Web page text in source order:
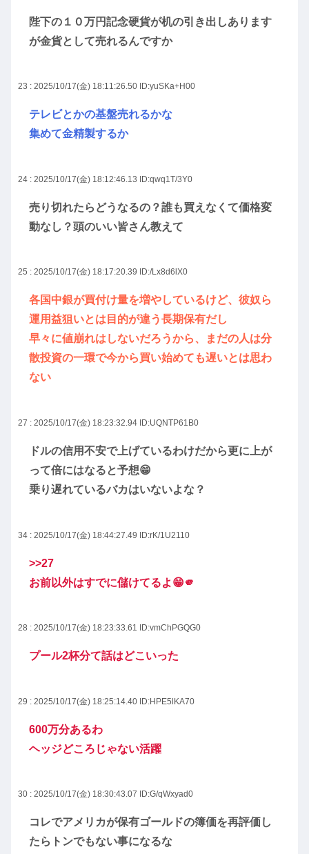
陛下の１０万円記念硬貨が机の引き出しあります
が金貨として売れるんですか
23 : 2025/10/17(金) 18:11:26.50 ID:yuSKa+H00
テレビとかの基盤売れるかな
集めて金精製するか
24 : 2025/10/17(金) 18:12:46.13 ID:qwq1T/3Y0
売り切れたらどうなるの？誰も買えなくて価格変
動なし？頭のいい皆さん教えて
25 : 2025/10/17(金) 18:17:20.39 ID:/Lx8d6lX0
各国中銀が買付け量を増やしているけど、彼奴ら
運用益狙いとは目的が違う長期保有だし
早々に値崩れはしないだろうから、まだの人は分
散投資の一環で今から買い始めても遅いとは思わ
ない
27 : 2025/10/17(金) 18:23:32.94 ID:UQNTP61B0
ドルの信用不安で上げているわけだから更に上が
って倍にはなると予想😁
乗り遅れているバカはいないよな？
34 : 2025/10/17(金) 18:44:27.49 ID:rK/1U2110
>>27
お前以外はすでに儲けてるよ😁🫵
28 : 2025/10/17(金) 18:23:33.61 ID:vmChPGQG0
プール2杯分て話はどこいった
29 : 2025/10/17(金) 18:25:14.40 ID:HPE5lKA70
600万分あるわ
ヘッジどころじゃない活躍
30 : 2025/10/17(金) 18:30:43.07 ID:G/qWxyad0
コレでアメリカが保有ゴールドの簿価を再評価し
たらトンでもない事になるな